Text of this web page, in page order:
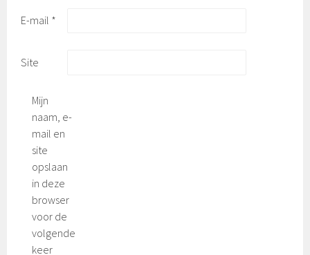
E-mail *
Site
Mijn
naam, e-
mail en
site
opslaan
in deze
browser
voor de
volgende
keer